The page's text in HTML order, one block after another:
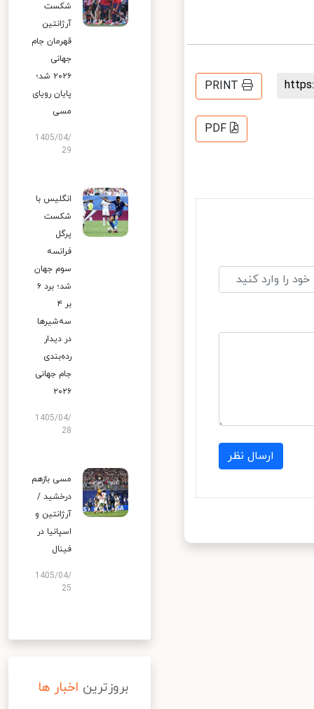
PRINT
PDF
ارسال نظر
شکست
آرژانتین
قهرمان جام
جهانی
۲۰۲۶ شد؛
پایان رویای
مسی
1405/04/
29
انگلیس با
شکست
پرگل
فرانسه
سوم جهان
شد؛ برد ۶
بر ۴
سه‌شیرها
در دیدار
رده‌بندی
جام جهانی
۲۰۲۶
1405/04/
28
مسی بازهم
درخشید /
آرژانتین و
اسپانیا در
فینال
1405/04/
25
بروزترین اخبار ها